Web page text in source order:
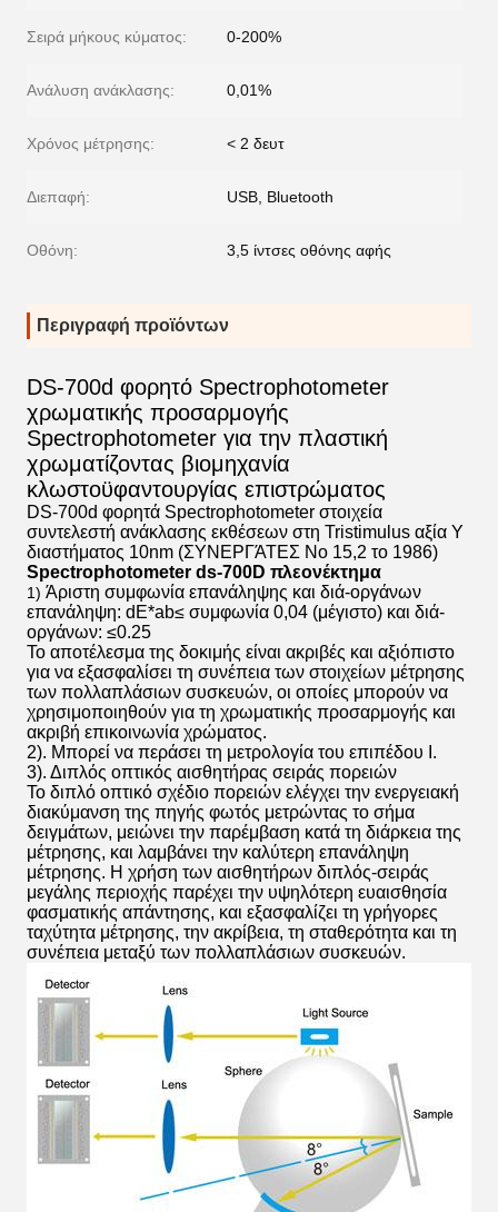
Σειρά μήκους κύματος: 0-200%
Ανάλυση ανάκλασης: 0,01%
Χρόνος μέτρησης: < 2 δευτ
Διεπαφή: USB, Bluetooth
Οθόνη: 3,5 ίντσες οθόνης αφής
Περιγραφή προϊόντων
DS-700d φορητό Spectrophotometer
χρωματικής προσαρμογής
Spectrophotometer για την πλαστική
χρωματίζοντας βιομηχανία
κλωστοϋφαντουργίας επιστρώματος
DS-700d φορητά Spectrophotometer στοιχεία
συντελεστή ανάκλασης εκθέσεων στη Tristimulus αξία Υ
διαστήματος 10nm (ΣΥΝΕΡΓΆΤΕΣ Νο 15,2 το 1986)
Spectrophotometer ds-700D πλεονέκτημα
1) Άριστη συμφωνία επανάληψης και διά-οργάνων
επανάληψη: dE*ab≤ συμφωνία 0,04 (μέγιστο) και διά-
οργάνων: ≤0.25
Το αποτέλεσμα της δοκιμής είναι ακριβές και αξιόπιστο
για να εξασφαλίσει τη συνέπεια των στοιχείων μέτρησης
των πολλαπλάσιων συσκευών, οι οποίες μπορούν να
χρησιμοποιηθούν για τη χρωματικής προσαρμογής και
ακριβή επικοινωνία χρώματος.
2). Μπορεί να περάσει τη μετρολογία του επιπέδου Ι.
3). Διπλός οπτικός αισθητήρας σειράς πορειών
Το διπλό οπτικό σχέδιο πορειών ελέγχει την ενεργειακή
διακύμανση της πηγής φωτός μετρώντας το σήμα
δειγμάτων, μειώνει την παρέμβαση κατά τη διάρκεια της
μέτρησης, και λαμβάνει την καλύτερη επανάληψη
μέτρησης. Η χρήση των αισθητήρων διπλός-σειράς
μεγάλης περιοχής παρέχει την υψηλότερη ευαισθησία
φασματικής απάντησης, και εξασφαλίζει τη γρήγορες
ταχύτητα μέτρησης, την ακρίβεια, τη σταθερότητα και τη
συνέπεια μεταξύ των πολλαπλάσιων συσκευών.